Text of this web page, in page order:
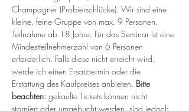
Champagner (Probierschlücke). Wir sind eine
kleine, feine Gruppe von max. 9 Personen.
Teilnahme ab 18 Jahre. Für das Seminar ist eine
Mindestteilnehmerzahl von 6 Personen
erforderlich. Falls diese nicht erreicht wird,
werde ich einen Ersatztermin oder die
Erstattung des Kaufpreises anbieten. Bitte
beachten: gekaufte Tickets können nicht
storniert oder umgebucht werden, sind jedoch